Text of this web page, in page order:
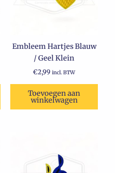
Embleem Hartjes Blauw
/ Geel Klein
€2,99 incl. BTW
Toevoegen aan
winkelwagen